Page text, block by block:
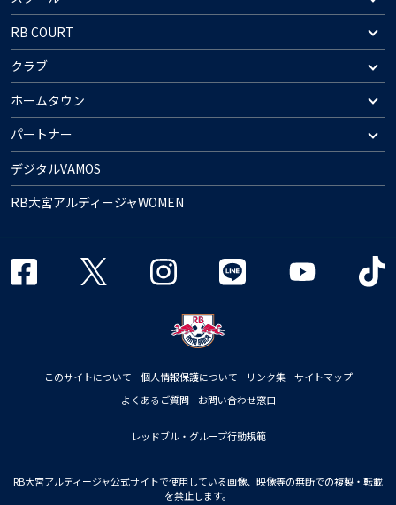
RB COURT
クラブ
ホームタウン
パートナー
デジタルVAMOS
RB大宮アルディージャWOMEN
このサイトについて 個人情報保護について リンク集
サイトマップ
よくあるご質問
お問い合わせ窓口
レッドブル・グループ行動規範
RB大宮アルディージャ公式サイトで使用している画像、映像等の無断での複製・転載
を禁止します。